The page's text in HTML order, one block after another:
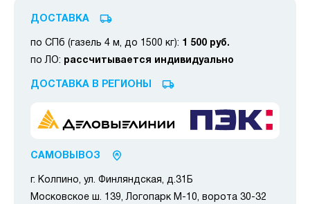
ДОСТАВКА
по СПб (газель 4 м, до 1500 кг): 1 500 руб.
по ЛО: рассчитывается индивидуально
ДОСТАВКА В РЕГИОНЫ
САМОВЫВОЗ
г. Колпино, ул. Финляндская, д.31Б
Московское ш. 139, Логопарк М-10, ворота 30-32